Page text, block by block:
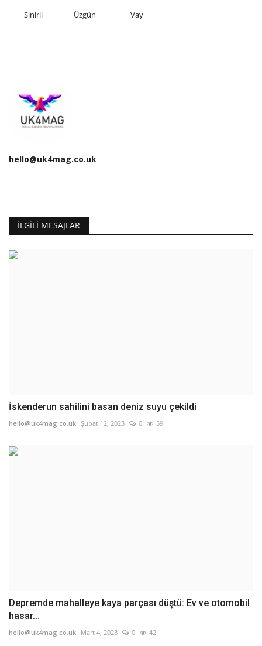
Sinirli Üzgün Vay
hello@uk4mag.co.uk
İLGILI MESAJLAR
İskenderun sahilini basan deniz suyu çekildi
hello@uk4mag.co.uk Şubat 12, 2023 0 59
Depremde mahalleye kaya parçası düştü: Ev ve otomobil
hasar...
hello@uk4mag.co.uk Mart 4, 2023 0 42